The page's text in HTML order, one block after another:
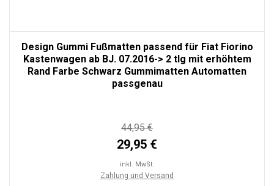
Design Gummi Fußmatten passend für Fiat Fiorino
Kastenwagen ab BJ. 07.2016-> 2 tlg mit erhöhtem
Rand Farbe Schwarz Gummimatten Automatten
passgenau
44,95 €
29,95 €
inkl. MwSt.
Zahlung und Versand